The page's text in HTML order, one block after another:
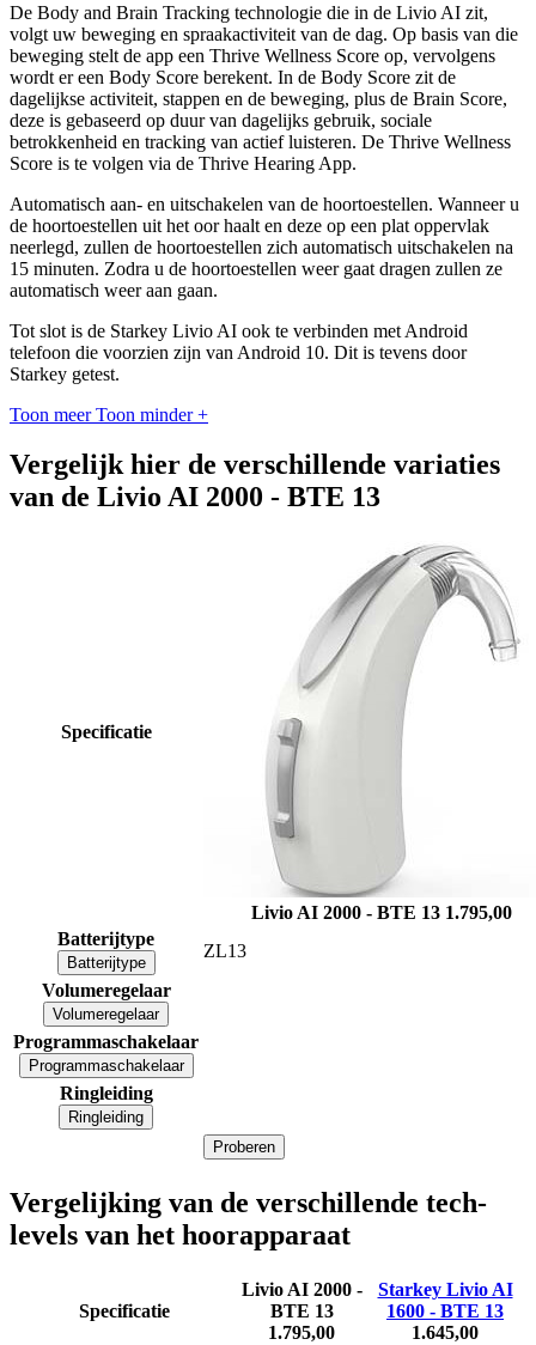
De Body and Brain Tracking technologie die in de Livio AI zit,
volgt uw beweging en spraakactiviteit van de dag. Op basis van die
beweging stelt de app een Thrive Wellness Score op, vervolgens
wordt er een Body Score berekent. In de Body Score zit de
dagelijkse activiteit, stappen en de beweging, plus de Brain Score,
deze is gebaseerd op duur van dagelijks gebruik, sociale
betrokkenheid en tracking van actief luisteren. De Thrive Wellness
Score is te volgen via de Thrive Hearing App.
Automatisch aan- en uitschakelen van de hoortoestellen. Wanneer u
de hoortoestellen uit het oor haalt en deze op een plat oppervlak
neerlegd, zullen de hoortoestellen zich automatisch uitschakelen na
15 minuten. Zodra u de hoortoestellen weer gaat dragen zullen ze
automatisch weer aan gaan.
Tot slot is de Starkey Livio AI ook te verbinden met Android
telefoon die voorzien zijn van Android 10. Dit is tevens door
Starkey getest.
Toon meer Toon minder +
Vergelijk hier de verschillende variaties
van de Livio AI 2000 - BTE 13
Specificatie
Livio AI 2000 - BTE 13 1.795,00
Batterijtype
Batterijtype
ZL13
Volumeregelaar
Volumeregelaar
Programmaschakelaar
Programmaschakelaar
Ringleiding
Ringleiding
Proberen
Vergelijking van de verschillende tech-
levels van het hoorapparaat
Specificatie
Livio AI 2000 -
BTE 13
1.795,00
Starkey Livio AI
1600 - BTE 13
1.645,00